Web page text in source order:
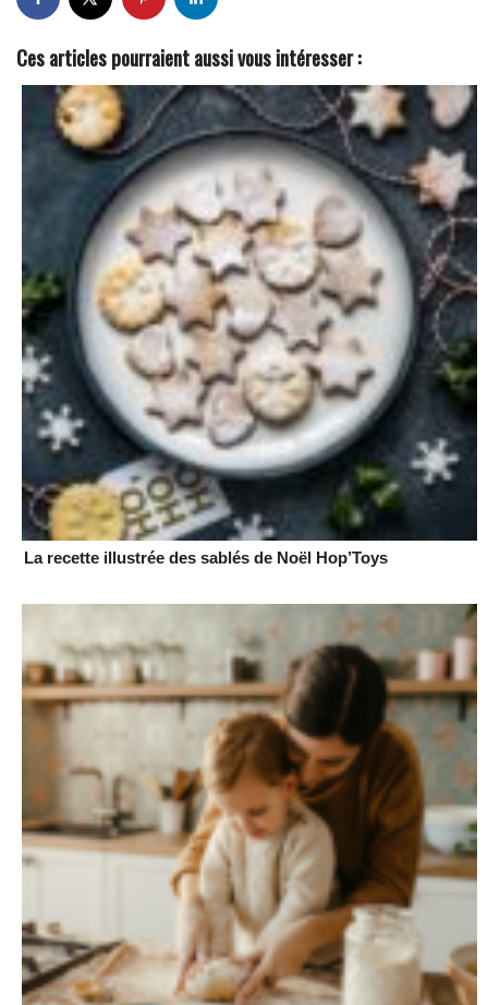
Ces articles pourraient aussi vous intéresser :
La recette illustrée des sablés de Noël Hop’Toys